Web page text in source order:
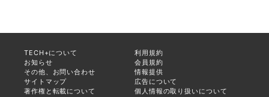
TECH+について
利用規約
お知らせ
会員規約
その他、お問い合わせ
情報提供
サイトマップ
広告について
著作権と転載について
個人情報の取り扱いについて